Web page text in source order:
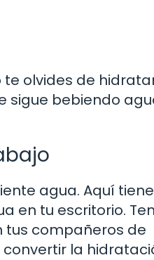
olvides de
sigue bebiendo
agua. Aquí
en tu escritorio.
tus compañeros de
la